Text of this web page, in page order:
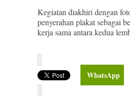
Kegiatan diakhiri dengan
penyerahan plakat sebagai
kerja sama antara kedua
WhatsApp